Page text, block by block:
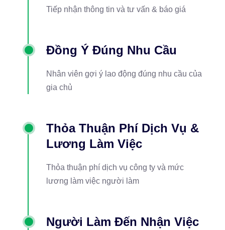
Tiếp nhận thông tin và tư vấn & báo giá
Đồng Ý Đúng Nhu Cầu
Nhân viên gợi ý lao động đúng nhu cầu của
gia chủ
Thỏa Thuận Phí Dịch Vụ &
Lương Làm Việc
Thỏa thuận phí dịch vụ công ty và mức
lương làm việc người làm
Người Làm Đến Nhận Việc